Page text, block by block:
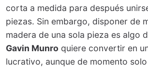
corta a medida para después
piezas. Sin embargo, disponer de
madera de una sola pieza es algo
Gavin Munro quiere convertir en
lucrativo, aunque de momento